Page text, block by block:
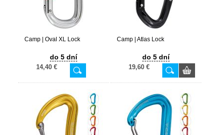
Camp | Oval XL Lock
do 5 dní
14,40 €
Camp | Atlas Lock
do 5 dní
19,60 €